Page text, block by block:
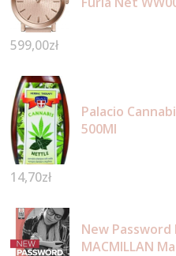
599,00zł
Palacio
500Ml
14,70zł
New Password
MACMILLAN